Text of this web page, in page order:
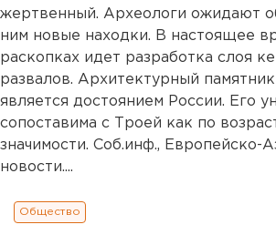
жертвенный. Археологи ожидают
ним новые находки. В настоящее
раскопках идет разработка слоя
развалов. Архитектурный
является достоянием России. Его
сопоставима с Троей как по
значимости. Соб.инф., Европейско-
новости....
Общество